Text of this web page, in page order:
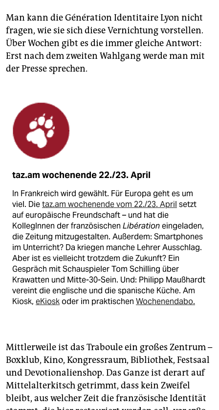
Man kann die Génération Identitaire Lyon nicht
fragen, wie sie sich diese Vernichtung vorstellen.
Über Wochen gibt es die immer gleiche Antwort:
Erst nach dem zweiten Wahlgang werde man mit
der Presse sprechen.
taz.am wochenende 22./23. April
In Frankreich wird gewählt. Für Europa geht es um
viel. Dietaz.am wochenende vom 22./23. April setzt
auf europäische Freundschaft – und hat die
KollegInnen der französischen Libérationeingeladen,
die Zeitung mitzugestalten. Außerdem: Smartphones
im Unterricht? Da kriegen manche Lehrer Ausschlag.
Aber ist es vielleicht trotzdem die Zukunft? Ein
Gespräch mit Schauspieler Tom Schilling über
Krawatten und Mitte-30-Sein. Und: Philipp Maußhardt
vereint die englische und die spanische Küche. Am
Kiosk, eKioskoder im praktischen Wochenendabo.
Mittlerweile ist das Traboule ein großes Zentrum –
Boxklub, Kino, Kongressraum, Bibliothek, Festsaal
und De­vo­tio­na­lien­shop. Das Ganze ist derart auf
Mittelalterkitsch getrimmt, dass kein Zweifel
bleibt, aus welcher Zeit die französische Identität